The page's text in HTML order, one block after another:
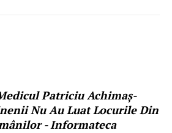
Patriciu Achimaș-
Nu Au Luat Locurile Din
- Informateca